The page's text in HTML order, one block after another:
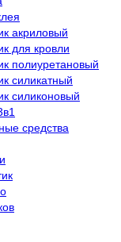
акриловый
для кровли
полиуретановый
силикатный
силиконовый
средства